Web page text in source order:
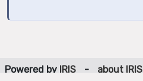
Powered by IRIS - about IRIS